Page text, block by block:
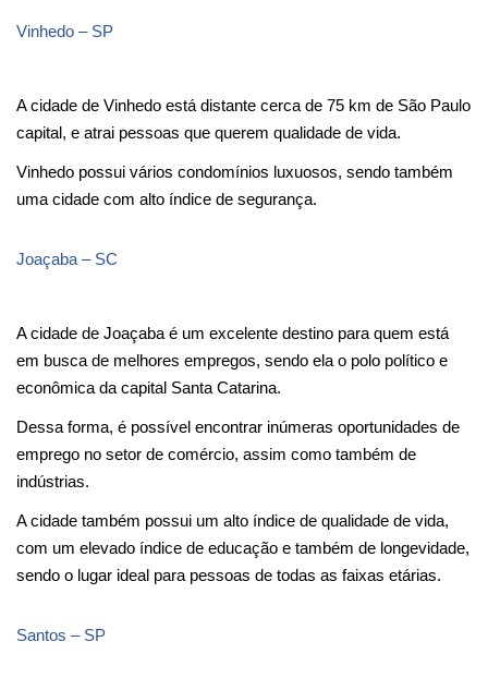
Vinhedo – SP
A cidade de Vinhedo está distante cerca de 75 km de São Paulo
capital, e atrai pessoas que querem qualidade de vida.
Vinhedo possui vários condomínios luxuosos, sendo também
uma cidade com alto índice de segurança.
Joaçaba – SC
A cidade de Joaçaba é um excelente destino para quem está
em busca de melhores empregos, sendo ela o polo político e
econômica da capital Santa Catarina.
Dessa forma, é possível encontrar inúmeras oportunidades de
emprego no setor de comércio, assim como também de
indústrias.
A cidade também possui um alto índice de qualidade de vida,
com um elevado índice de educação e também de longevidade,
sendo o lugar ideal para pessoas de todas as faixas etárias.
Santos – SP